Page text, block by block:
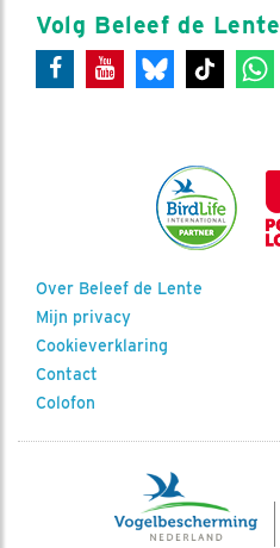
Volg Beleef de Lente
Over Beleef de Lente
Mijn privacy
Cookieverklaring
Contact
Colofon